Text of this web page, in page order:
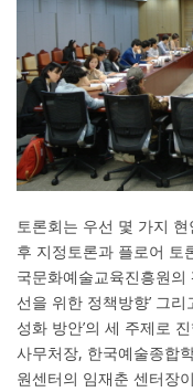
토론회는 우선 몇 가지
후 지정토론과 플로어 토
국문화예술교육진흥원의
선을 위한 정책방향’ 그
성화 방안’의 세 주제로
사무처장, 한국예술종합
원센터의 임재춘 센터장